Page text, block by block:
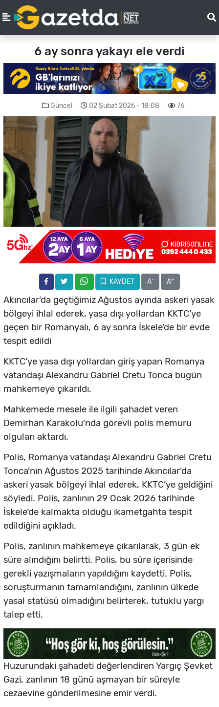
6 ay sonra yakayı ele verdi
Güncel 02 Şubat 2026 - 18:08 76
KAYDET A- A+
Akıncılar’da geçtiğimiz Ağustos ayında askeri yasak
bölgeyi ihlal ederek, yasa dışı yollardan KKTC’ye
geçen bir Romanyalı, 6 ay sonra İskele’de bir evde
tespit edildi
KKTC’ye yasa dışı yollardan giriş yapan Romanya
vatandaşı Alexandru Gabriel Cretu Torıca bugün
mahkemeye çıkarıldı.
Mahkemede mesele ile ilgili şahadet veren
Demirhan Karakolu’nda görevli polis memuru
olguları aktardı.
Polis, Romanya vatandaşı Alexandru Gabriel Cretu
Torıca’nın Ağustos 2025 tarihinde Akıncılar’da
askeri yasak bölgeyi ihlal ederek, KKTC’ye geldiğini
söyledi. Polis, zanlının 29 Ocak 2026 tarihinde
İskele’de kalmakta olduğu ikametgahta tespit
edildiğini açıkladı.
Polis, zanlının mahkemeye çıkarılarak, 3 gün ek
süre alındığını belirtti. Polis, bu süre içerisinde
gerekli yazışmaların yapıldığını kaydetti. Polis,
soruşturmanın tamamlandığını, zanlının ülkede
yasal statüsü olmadığını belirterek, tutuklu yargı
talep etti.
Huzurundaki şahadeti değerlendiren Yargıç Şevket
Gazi, zanlının 18 günü aşmayan bir süreyle
cezaevine gönderilmesine emir verdi.